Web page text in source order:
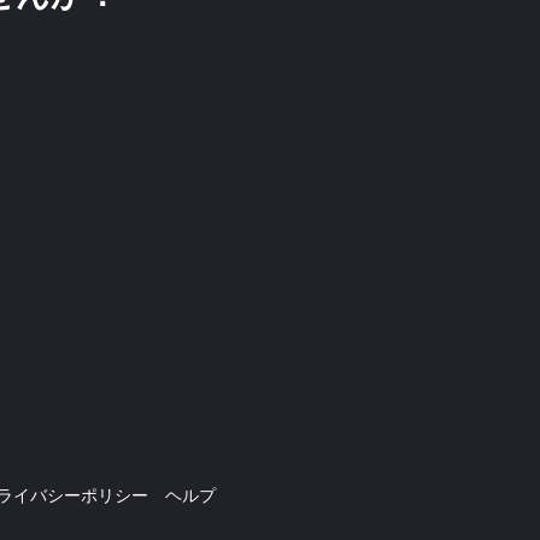
イバシーポリシー
ヘルプ